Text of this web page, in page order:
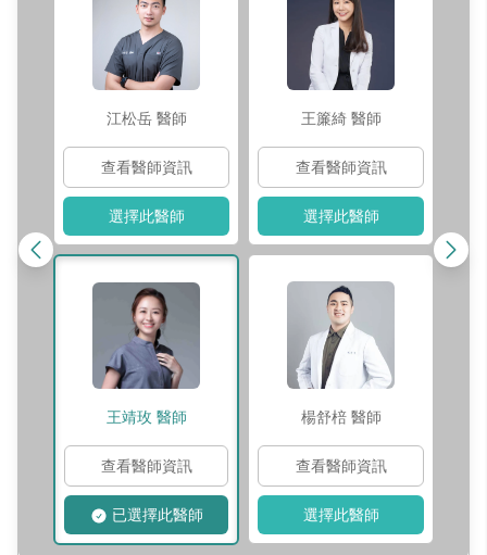
江松岳 醫師
查看醫師資訊
選擇此醫師
王靖玫 醫師
查看醫師資訊
已選擇此醫師
王簾綺 醫師
查看醫師資訊
選擇此醫師
楊舒棓 醫師
查看醫師資訊
選擇此醫師